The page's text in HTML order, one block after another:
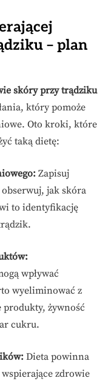
– plan
skóry przy trądziku
który pomoże
Oto kroki, które
taką dietę:
Zapisuj
jak skóra
to identyfikację
wpływać
wyeliminować z
żywność
cukru.
Dieta powinna
zdrowie